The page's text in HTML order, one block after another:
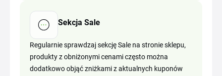
Sekcja Sale
Regularnie sprawdzaj sekcję Sale na stronie sklepu,
produkty z obniżonymi cenami często można
dodatkowo objąć zniżkami z aktualnych kuponów